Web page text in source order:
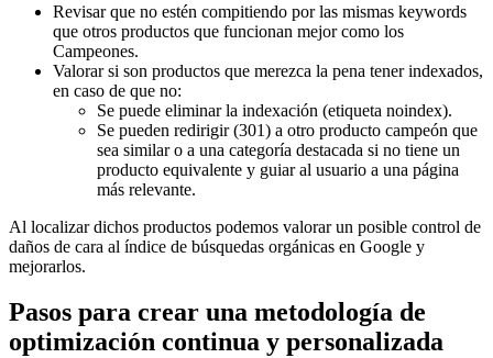
Revisar que no estén compitiendo por las mismas keywords
que otros productos que funcionan mejor como los
Campeones.
Valorar si son productos que merezca la pena tener indexados,
en caso de que no:
Se puede eliminar la indexación (etiqueta noindex).
Se pueden redirigir (301) a otro producto campeón que
sea similar o a una categoría destacada si no tiene un
producto equivalente y guiar al usuario a una página
más relevante.
Al localizar dichos productos podemos valorar un posible control de
daños de cara al índice de búsquedas orgánicas en Google y
mejorarlos.
Pasos para crear una metodología de
optimización continua y personalizada